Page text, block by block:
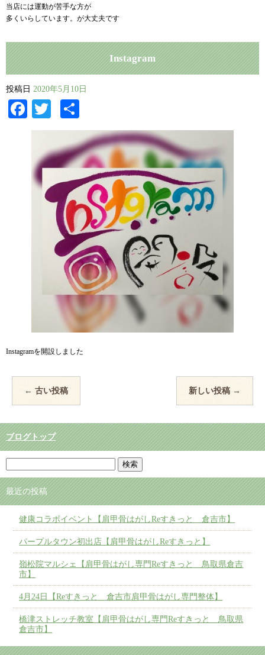
当店には運動が苦手な方が
多くいらしています。が大丈夫です
Instagram
投稿日 2020年5月10日
Facebook
Twitter
有
Instagramを開設しました
← 古い投稿 新しい投稿 →
ブログトップ
最近の投稿
健康コラボイベント【肩甲骨はがしReすきっと 倉吉市】
パープルタウン初出店【肩甲骨はがしReすきっと】
嶺松院マルシェ【肩甲骨はがし専門Reすきっと 鳥取県倉吉
市】
4月24日【Reすきっと 倉吉市肩甲骨はがし専門整体】
橋津ストレッチ教室【肩甲骨はがし専門Reすきっと 鳥取県
倉吉市】